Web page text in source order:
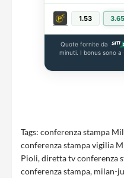
1.53 3.65
Quote fornite da
minuti. I bonus sono
Tags: conferenza stampa
conferenza stampa vigilia
Pioli,diretta tv conferenza
conferenza stampa, milan-